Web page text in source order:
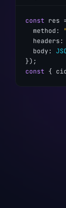
const res
  method:
headers:
  body:
const {